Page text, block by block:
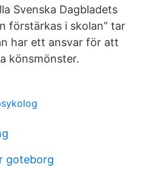
Svenska Dagbladets
förstärkas i skolan” tar
har ett ansvar för att
könsmönster.
goteborg